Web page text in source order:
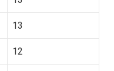
13
12